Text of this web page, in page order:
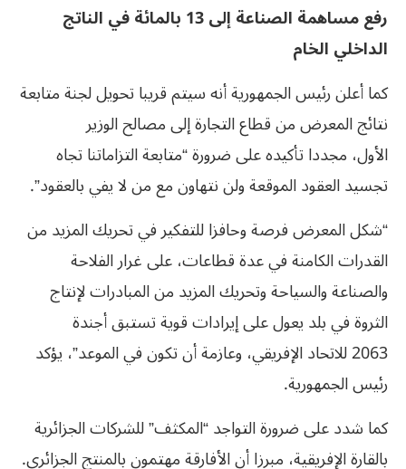
رفع مساهمة الصناعة إلى 13 بالمائة في الناتج
الداخلي الخام
كما أعلن رئيس الجمهورية أنه سيتم قريبا تحويل لجنة متابعة
نتائج المعرض من قطاع التجارة إلى مصالح الوزير
الأول، مجددا تأكيده على ضرورة “متابعة التزاماتنا تجاه
تجسيد العقود الموقعة ولن نتهاون مع من لا يفي بالعقود”.
“شكل المعرض فرصة وحافزا للتفكير في تحريك المزيد من
القدرات الكامنة في عدة قطاعات، على غرار الفلاحة
والصناعة والسياحة وتحريك المزيد من المبادرات لإنتاج
الثروة في بلد يعول على إيرادات قوية تستبق أجندة
2063 للاتحاد الإفريقي، وعازمة أن تكون في الموعد”، يؤكد
رئيس الجمهورية.
كما شدد على ضرورة التواجد “المكثف” للشركات الجزائرية
بالقارة الإفريقية، مبرزا أن الأفارقة مهتمون بالمنتج الجزائري.